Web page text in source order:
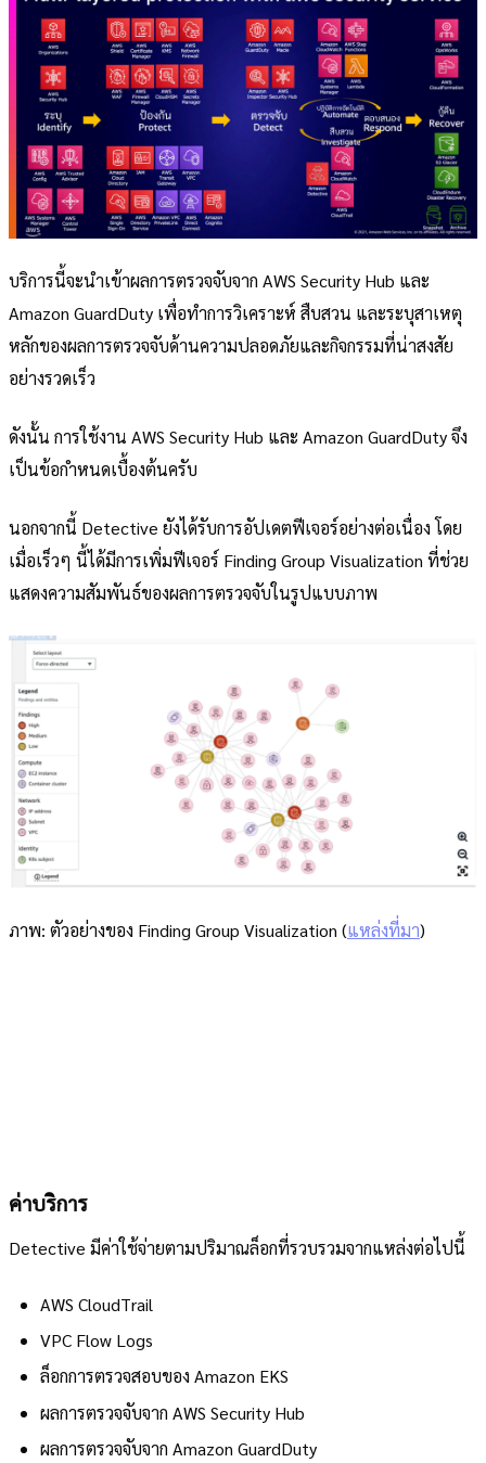
บริการนี้จะนำเข้าผลการตรวจจับจาก AWS Security Hub และ
Amazon GuardDuty เพื่อทำการวิเคราะห์ สืบสวน และระบุสาเหตุ
หลักของผลการตรวจจับด้านความปลอดภัยและกิจกรรมที่น่าสงสัย
อย่างรวดเร็ว
ดังนั้น การใช้งาน AWS Security Hub และ Amazon GuardDuty จึง
เป็นข้อกำหนดเบื้องต้นครับ
นอกจากนี้ Detective ยังได้รับการอัปเดตฟีเจอร์อย่างต่อเนื่อง โดย
เมื่อเร็วๆ นี้ได้มีการเพิ่มฟีเจอร์ Finding Group Visualization ที่ช่วย
แสดงความสัมพันธ์ของผลการตรวจจับในรูปแบบภาพ
ภาพ: ตัวอย่างของ Finding Group Visualization (แหล่งที่มา)
ค่าบริการ
Detective มีค่าใช้จ่ายตามปริมาณล็อกที่รวบรวมจากแหล่งต่อไปนี้
AWS CloudTrail
VPC Flow Logs
ล็อกการตรวจสอบของ Amazon EKS
ผลการตรวจจับจาก AWS Security Hub
ผลการตรวจจับจาก Amazon GuardDuty